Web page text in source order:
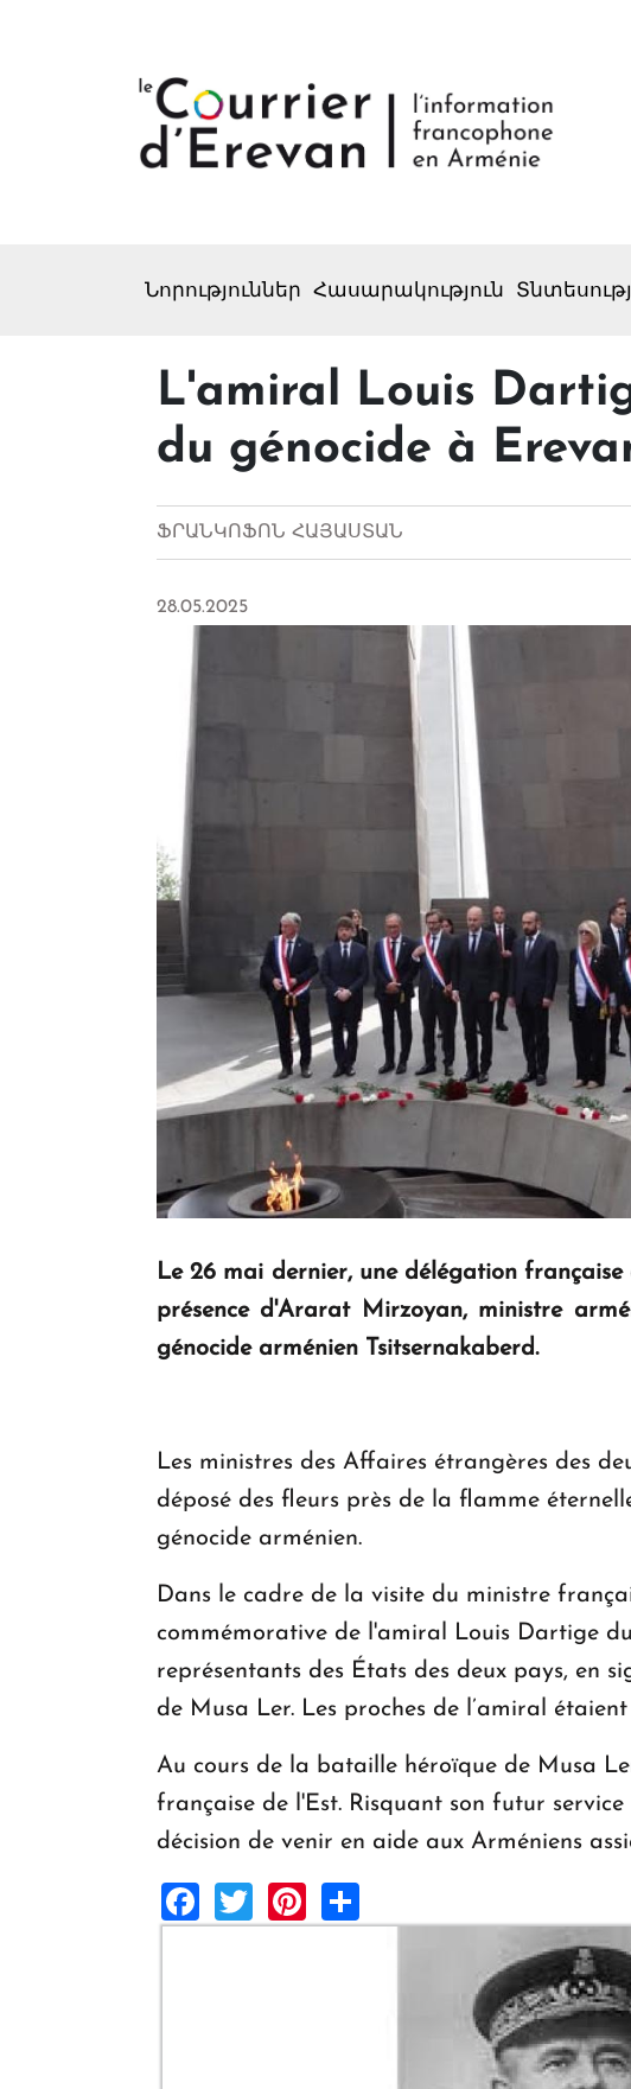
Նորություններ Հասարակություն
L'amiral Louis
du génocide à
ՖՐԱՆԿՈՖՈՆ ՀԱՅԱՍՏԱՆ
28.05.2025
Le 26 mai dernier, une délégation
présence d'Ararat Mirzoyan, ministre
génocide arménien Tsitsernakaberd.
Les ministres des Affaires étrangères des
déposé des fleurs près de la flamme
génocide arménien.
Dans le cadre de la visite du ministre
commémorative de l'amiral Louis Dartige
représentants des États des deux pays, en
de Musa Ler. Les proches de l’amiral
Au cours de la bataille héroïque de Musa
française de l'Est. Risquant son futur
décision de venir en aide aux Arméniens
Facebook
TwitterPinterest